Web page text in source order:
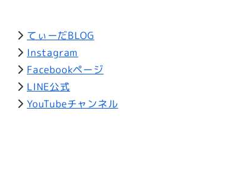
てぃーだBLOG
Instagram
Facebookページ
LINE公式
YouTubeチャンネル